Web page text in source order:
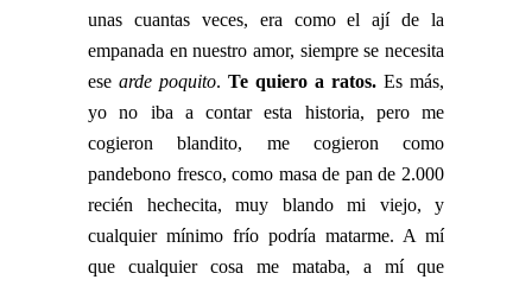
unas cuantas veces, era como el ají de la
empanada en nuestro amor, siempre se necesita
ese arde poquito. Te quiero a ratos. Es más,
yo no iba a contar esta historia, pero me
cogieron blandito, me cogieron como
pandebono fresco, como masa de pan de 2.000
recién hechecita, muy blando mi viejo, y
cualquier mínimo frío podría matarme. A mí
que cualquier cosa me mataba, a mí que